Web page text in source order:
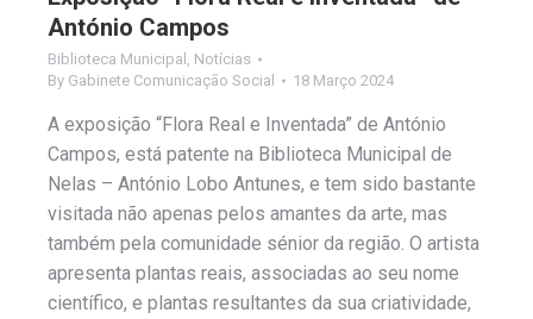
António Campos
Biblioteca Municipal
Notícias
By Gabinete Comunicação Social 18 Março 2024
A exposição “Flora Real e Inventada” de António
Campos, está patente na Biblioteca Municipal de
Nelas – António Lobo Antunes, e tem sido bastante
visitada não apenas pelos amantes da arte, mas
também pela comunidade sénior da região. O artista
apresenta plantas reais, associadas ao seu nome
científico, e plantas resultantes da sua criatividade,